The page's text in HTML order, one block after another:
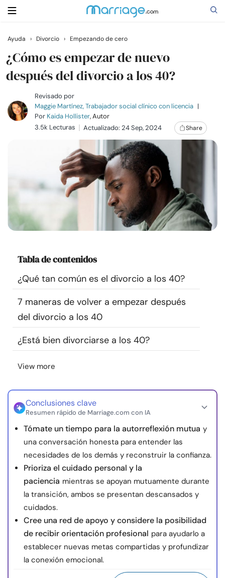
Buscar
Casarse
Relaciones
Ayuda
Cursos
Comunidad
Encuentra un terapeuta
Idioma
Sobre nosotros
© Copyright 2026. Todos los derechos reservados.
Ayuda › Divorcio › Empezando de cero
¿Cómo es empezar de nuevo
después del divorcio a los 40?
Revisado por
Maggie Martínez, Trabajador social clínico con licencia |
Por Kaida Hollister, Autor
3.5k Lecturas
Actualizado: 24 Sep, 2024 Share
Tabla de contenidos
¿Qué tan común es el divorcio a los 40?
7 maneras de volver a empezar después
del divorcio a los 40
¿Está bien divorciarse a los 40?
View more
Conclusiones clave
Resumen rápido de Marriage.com con IA
Tómate un tiempo para la autorreflexión mutua y
una conversación honesta para entender las
necesidades de los demás y reconstruir la confianza.
Prioriza el cuidado personal y la
paciencia mientras se apoyan mutuamente durante
la transición, ambos se presentan descansados y
cuidados.
Cree una red de apoyo y considere la posibilidad
de recibir orientación profesional para ayudarlo a
establecer nuevas metas compartidas y profundizar
la conexión emocional.